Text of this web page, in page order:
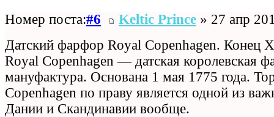
Номер поста:#6 Keltic Prince » 27 апр
Датский фарфор Royal Copenhagen. Конец
Royal Copenhagen — датская королевская
мануфактура. Основана 1 мая 1775 года.
Copenhagen по праву является одной из
Дании и Скандинавии вообще.